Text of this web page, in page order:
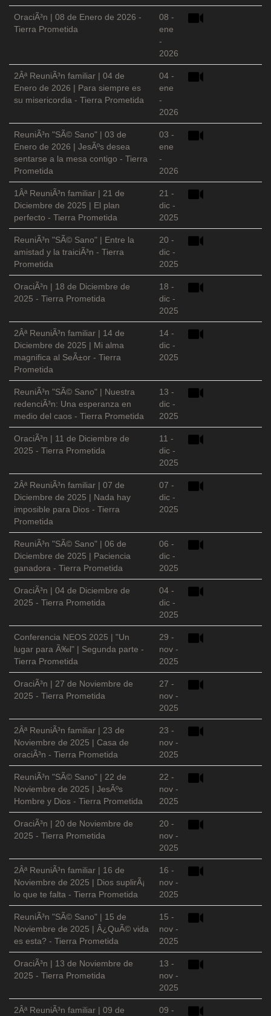
OraciÃ³n | 08 de Enero de 2026 -
Tierra Prometida
08 -
ene
-
2026
2Âª ReuniÃ³n familiar | 04 de
Enero de 2026 | Para siempre es
su misericordia - Tierra Prometida
04 -
ene
-
2026
ReuniÃ³n "SÃ© Sano" | 03 de
Enero de 2026 | JesÃºs desea
sentarse a la mesa contigo - Tierra
Prometida
03 -
ene
-
2026
1Âª ReuniÃ³n familiar | 21 de
Diciembre de 2025 | El plan
perfecto - Tierra Prometida
21 -
dic -
2025
ReuniÃ³n "SÃ© Sano" | Entre la
amistad y la traiciÃ³n - Tierra
Prometida
20 -
dic -
2025
OraciÃ³n | 18 de Diciembre de
2025 - Tierra Prometida
18 -
dic -
2025
2Âª ReuniÃ³n familiar | 14 de
Diciembre de 2025 | Mi alma
magnifica al SeÃ±or - Tierra
Prometida
14 -
dic -
2025
ReuniÃ³n "SÃ© Sano" | Nuestra
redenciÃ³n: Una esperanza en
medio del caos - Tierra Prometida
13 -
dic -
2025
OraciÃ³n | 11 de Diciembre de
2025 - Tierra Prometida
11 -
dic -
2025
2Âª ReuniÃ³n familiar | 07 de
Diciembre de 2025 | Nada hay
imposible para Dios - Tierra
Prometida
07 -
dic -
2025
ReuniÃ³n "SÃ© Sano" | 06 de
Diciembre de 2025 | Paciencia
ganadora - Tierra Prometida
06 -
dic -
2025
OraciÃ³n | 04 de Diciembre de
2025 - Tierra Prometida
04 -
dic -
2025
Conferencia NEOS 2025 | "Un
lugar para Ã‰l" | Segunda parte -
Tierra Prometida
29 -
nov -
2025
OraciÃ³n | 27 de Noviembre de
2025 - Tierra Prometida
27 -
nov -
2025
2Âª ReuniÃ³n familiar | 23 de
Noviembre de 2025 | Casa de
oraciÃ³n - Tierra Prometida
23 -
nov -
2025
ReuniÃ³n "SÃ© Sano" | 22 de
Noviembre de 2025 | JesÃºs
Hombre y Dios - Tierra Prometida
22 -
nov -
2025
OraciÃ³n | 20 de Noviembre de
2025 - Tierra Prometida
20 -
nov -
2025
2Âª ReuniÃ³n familiar | 16 de
Noviembre de 2025 | Dios suplirÃ¡
lo que te falta - Tierra Prometida
16 -
nov -
2025
ReuniÃ³n "SÃ© Sano" | 15 de
Noviembre de 2025 | Â¿QuÃ© vida
es esta? - Tierra Prometida
15 -
nov -
2025
OraciÃ³n | 13 de Noviembre de
2025 - Tierra Prometida
13 -
nov -
2025
2Âª ReuniÃ³n familiar | 09 de
09 -